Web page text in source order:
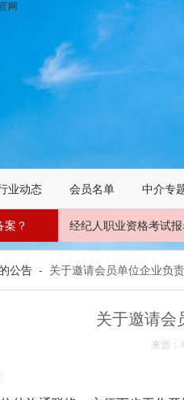
网
业动态 会员名单 中介专
案？ 经纪人职业资格考试报
公告 - 关于邀请会员单位企业负
关于邀请会
来源：